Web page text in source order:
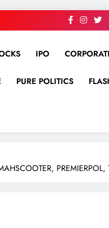
IPO
PURE POLITICS
PREMIERPOL,